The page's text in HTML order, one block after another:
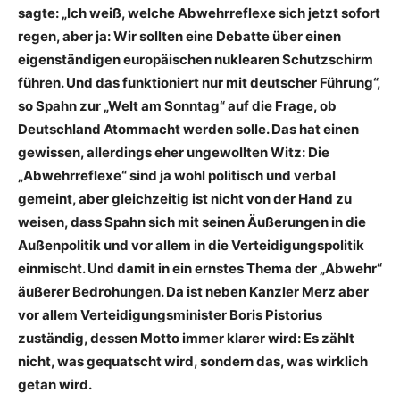
sagte: „Ich weiß, welche Abwehrreflexe sich jetzt sofort
regen, aber ja: Wir sollten eine Debatte über einen
eigenständigen europäischen nuklearen Schutzschirm
führen. Und das funktioniert nur mit deutscher Führung“,
so Spahn zur „Welt am Sonntag“ auf die Frage, ob
Deutschland Atommacht werden solle. Das hat einen
gewissen, allerdings eher ungewollten Witz: Die
„Abwehrreflexe“ sind ja wohl politisch und verbal
gemeint, aber gleichzeitig ist nicht von der Hand zu
weisen, dass Spahn sich mit seinen Äußerungen in die
Außenpolitik und vor allem in die Verteidigungspolitik
einmischt. Und damit in ein ernstes Thema der „Abwehr“
äußerer Bedrohungen. Da ist neben Kanzler Merz aber
vor allem Verteidigungsminister Boris Pistorius
zuständig, dessen Motto immer klarer wird: Es zählt
nicht, was gequatscht wird, sondern das, was wirklich
getan wird.